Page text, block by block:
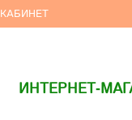
ИНТЕРНЕТ-